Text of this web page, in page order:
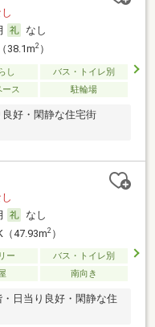
なし
38.1m2）
し
バス・トイレ別
ース 駐輪場
好・閑静な住宅街
なし
（47.93m2）
ー
バス・トイレ別
南向き
日当り良好・閑静な住